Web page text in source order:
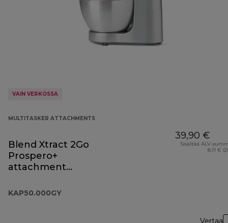
VAIN VERKOSSA
MULTITASKER ATTACHMENTS
Blend Xtract 2Go
Prospero+
attachment
KAP50.000GY
39,90 €
Sisältää ALV-
8,11 €